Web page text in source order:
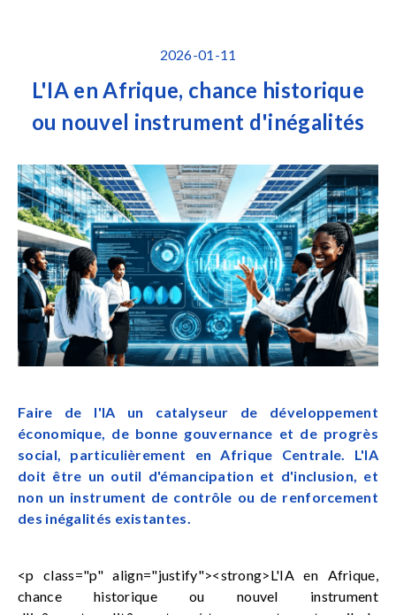
2026-01-11
L'IA en Afrique, chance historique
ou nouvel instrument d'inégalités
Faire de l'IA un catalyseur de développement
économique, de bonne gouvernance et de progrès
social, particulièrement en Afrique Centrale. L'IA
doit être un outil d'émancipation et d'inclusion, et
non un instrument de contrôle ou de renforcement
des inégalités existantes.
<p class="p" align="justify"><strong>L'IA en Afrique,
chance historique ou nouvel instrument